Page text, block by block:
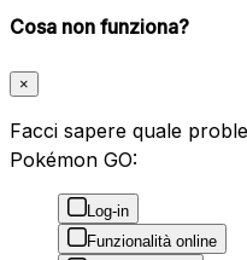
Cosa non funziona?
×
Facci sapere quale
Pokémon GO:
Log-in
Funzionalità online